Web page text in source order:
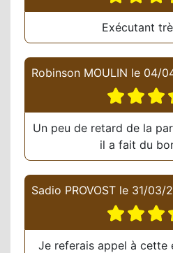
Exécutant
Robinson MOULIN le 04/
Un peu de retard de la
il a fait du
Sadio PROVOST le 31/03/
Je referais appel à cette